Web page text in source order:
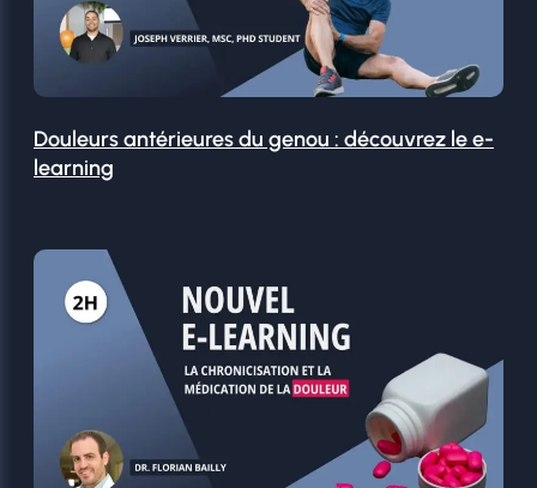
Douleurs antérieures du genou : découvrez le e-
learning